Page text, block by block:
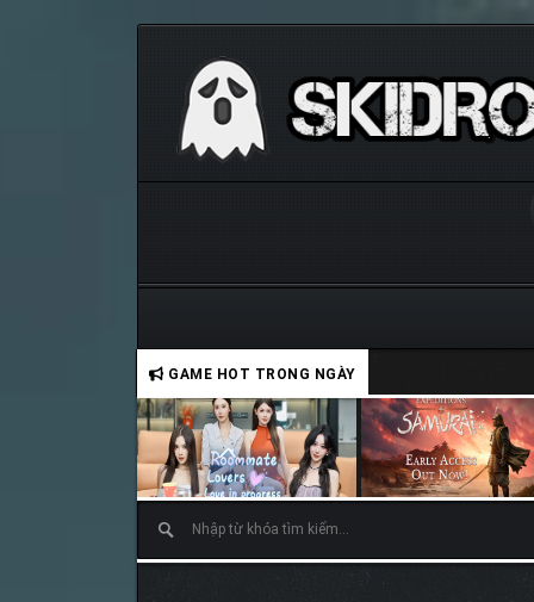
GAME HOT TRONG NGÀY